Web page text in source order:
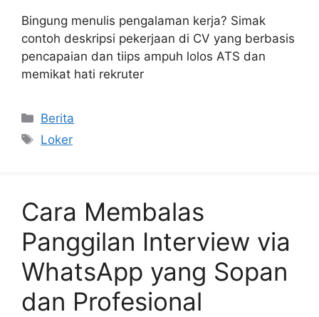
Bingung menulis pengalaman kerja? Simak
contoh deskripsi pekerjaan di CV yang berbasis
pencapaian dan tiips ampuh lolos ATS dan
memikat hati rekruter
Categories
Berita
Tags
Loker
Cara Membalas
Panggilan Interview via
WhatsApp yang Sopan
dan Profesional